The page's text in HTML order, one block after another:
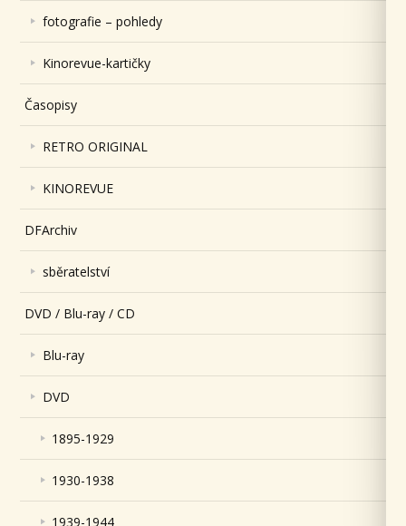
fotografie – pohledy
Kinorevue-kartičky
Časopisy
RETRO ORIGINAL
KINOREVUE
DFArchiv
sběratelství
DVD / Blu-ray / CD
Blu-ray
DVD
1895-1929
1930-1938
1939-1944